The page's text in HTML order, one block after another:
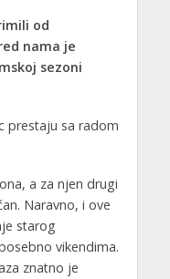
od
nama je
sezoni
prestaju sa radom
a za njen drugi
Naravno, i ove
starog
vikendima.
znatno je